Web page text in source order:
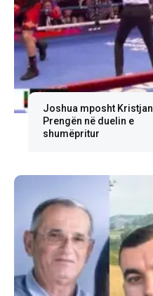
Joshua mposht Kristjan
Prengën në duelin e
shumëpritur